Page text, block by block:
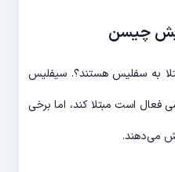
چیسن
به سفلیس هستند؟. سیفلیس
فعال است مبتلا کند، اما برخی
می‌دهند.